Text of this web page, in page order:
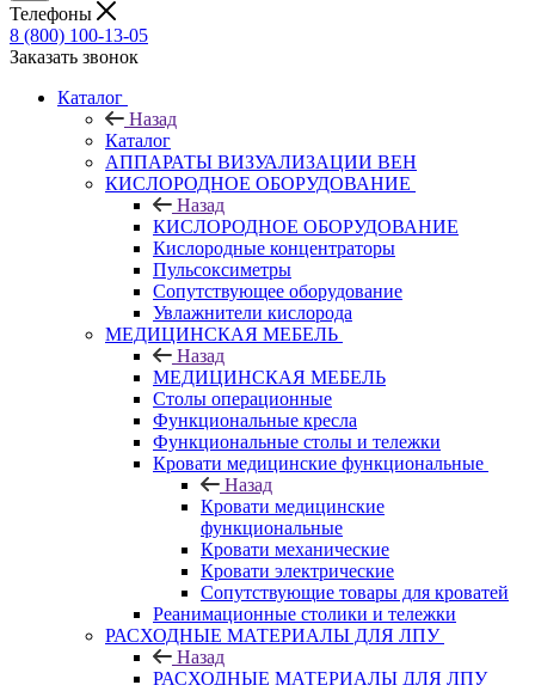
Телефоны
8 (800) 100-13-05
Заказать звонок
Каталог
Назад
Каталог
АППАРАТЫ ВИЗУАЛИЗАЦИИ ВЕН
КИСЛОРОДНОЕ ОБОРУДОВАНИЕ
Назад
КИСЛОРОДНОЕ ОБОРУДОВАНИЕ
Кислородные концентраторы
Пульсоксиметры
Сопутствующее оборудование
Увлажнители кислорода
МЕДИЦИНСКАЯ МЕБЕЛЬ
Назад
МЕДИЦИНСКАЯ МЕБЕЛЬ
Столы операционные
Функциональные кресла
Функциональные столы и тележки
Кровати медицинские функциональные
Назад
Кровати медицинские
функциональные
Кровати механические
Кровати электрические
Сопутствующие товары для кроватей
Реанимационные столики и тележки
РАСХОДНЫЕ МАТЕРИАЛЫ ДЛЯ ЛПУ
Назад
РАСХОДНЫЕ МАТЕРИАЛЫ ДЛЯ ЛПУ